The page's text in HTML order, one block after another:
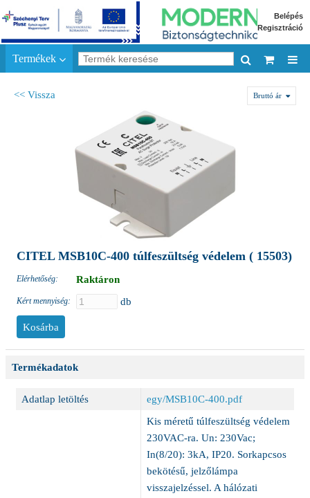
Belépés
Regisztráció
Termékek
<< Vissza Bruttó ár
CITEL MSB10C-400 túlfeszültség védelem ( 15503)
Elérhetőség: Raktáron
Kért mennyiség: db
Termékadatok
Adatlap letöltés egy/MSB10C-400.pdf
Kis méretű túlfeszültség védelem
230VAC-ra. Un: 230Vac;
In(8/20): 3kA, IP20. Sorkapcsos
bekötésű, jelzőlámpa
visszajelzéssel. A hálózati